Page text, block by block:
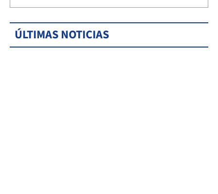
ÚLTIMAS NOTICIAS